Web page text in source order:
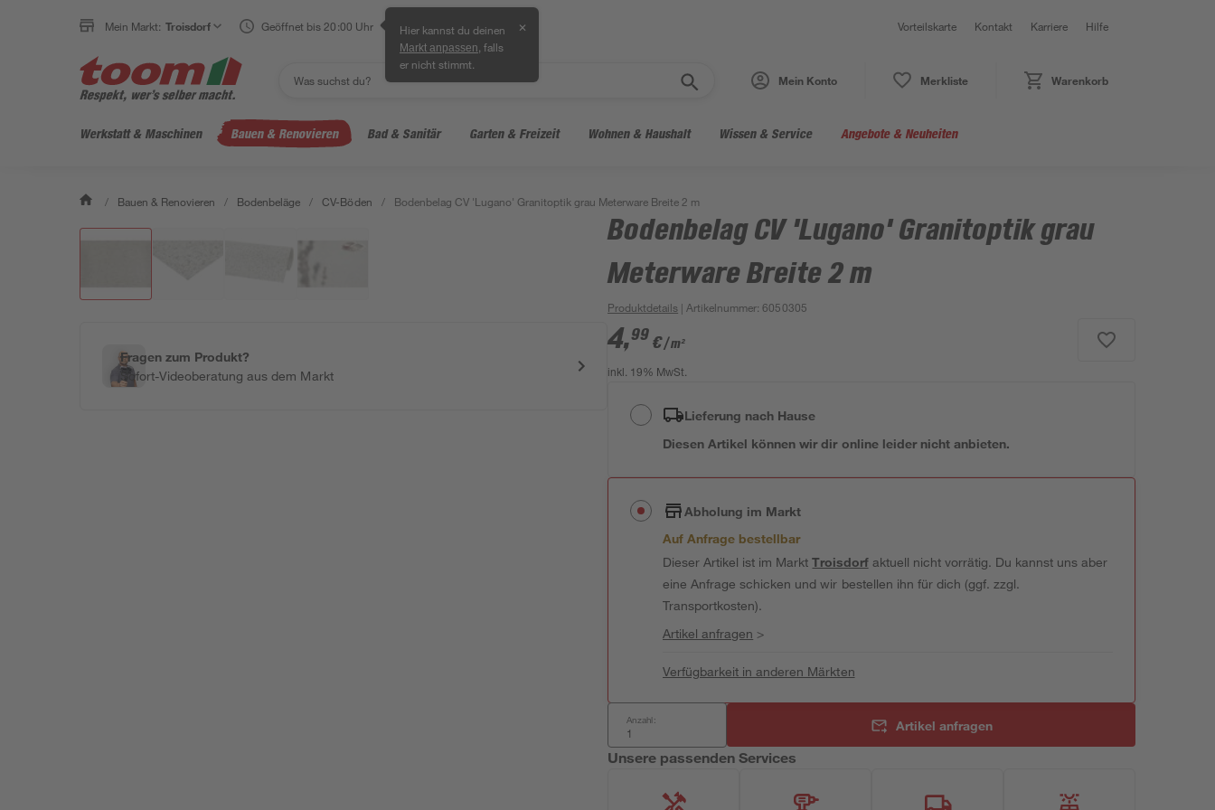
Mein Markt: Troisdorf Geöffnet bis 20:00 Uhr Hier kannst du deinen
Markt anpassen , falls
er nicht stimmt.
✕ Vorteilskarte Kontakt Karriere Hilfe
Mein Konto Merkliste Warenkorb
Werkstatt & Maschinen Bauen & Renovieren Bad & Sanitär Garten & Freizeit Wohnen & Haushalt Wissen & Service Angebote & Neuheiten
/ Bauen & Renovieren / Bodenbeläge / CV-Böden / Bodenbelag CV 'Lugano' Granitoptik grau Meterware Breite 2 m
Fragen zum Produkt?
Sofort-Videoberatung aus dem Markt
Bodenbelag CV 'Lugano' Granitoptik grau
Meterware Breite 2 m
Produktdetails | Artikelnummer:6050305
4,99 €/ m²
inkl. 19% MwSt.
Lieferung nach Hause
Diesen Artikel können wir dir online leider nicht anbieten.
Abholung im Markt
Auf Anfrage bestellbar
Dieser Artikel ist im MarktTroisdorfaktuell nicht vorrätig. Du kannst uns aber
eine Anfrage schicken und wir bestellen ihn für dich (ggf. zzgl.
Transportkosten).
Artikel anfragen >
Verfügbarkeit in anderen Märkten
Anzahl: Artikel anfragen
Unsere passenden Services